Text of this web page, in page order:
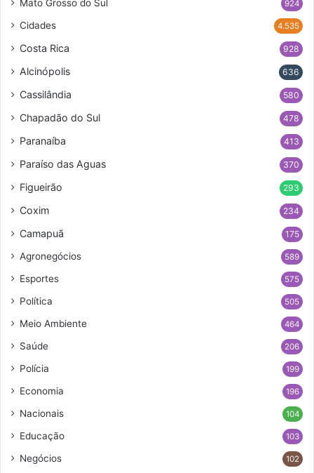
Mato Grosso do Sul 924
Cidades 4.535
Costa Rica 928
Alcinópolis 636
Cassilândia 580
Chapadão do Sul 478
Paranaíba 413
Paraíso das Aguas 370
Figueirão 293
Coxim 234
Camapuã 175
Agronegócios 589
Esportes 575
Política 505
Meio Ambiente 464
Saúde 206
Polícia 199
Economia 196
Nacionais 104
Educação 103
Negócios 102